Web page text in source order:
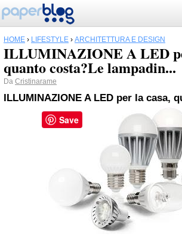
HOME › LIFESTYLE › ARCHITETTURA E DESIGN
ILLUMINAZIONE A LED
quanto costa?Le lampadin...
Da Cristinarame
ILLUMINAZIONE A LED per la casa,
Save